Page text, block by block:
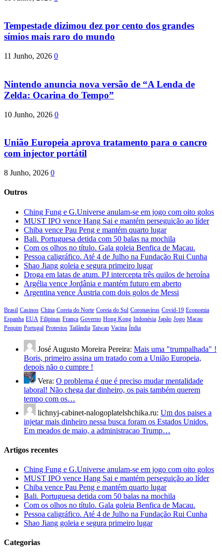
Tempestade dizimou dez por cento dos grandes
símios mais raro do mundo
11 Junho, 2026 0
Nintendo anuncia nova versão de “A Lenda de
Zelda: Ocarina do Tempo”
10 Junho, 2026 0
União Europeia aprova tratamento para o cancro
com injector portátil
8 Junho, 2026 0
Outros
Ching Fung e G.Universe anulam-se em jogo com oito golos
MUST IPO vence Hang Sai e mantém perseguição ao líder
Chiba vence Pau Peng e mantém quarto lugar
Bali. Portuguesa detida com 50 balas na mochila
Com os olhos no título. Gala goleia Benfica de Macau.
Pessoa caligráfico. Até 4 de Julho na Fundação Rui Cunha
Shao Jiang goleia e segura primeiro lugar
Droga em latas de atum. PJ intercepta três quilos de heroína
Argélia vence Jordânia e mantém futuro em aberto
Argentina vence Áustria com dois golos de Messi
Brasil Casinos China Coreia do Norte Coreia do Sul Coronavírus Covid-19 Economia
Espanha EUA Filipinas França Governo Hong Kong Indonésia Japão Jogo Macau
Pequim Portugal Protestos Tailândia Taiwan Vacina Índia
José Augusto Moreira Pereira: Mais uma "trumpalhada" !
Boris, primeiro assina um tratado com a União Europeia,
depois não o cumpre !
Vera: O problema é que é preciso mudar mentalidade
laboral! Não chega dar dinheiro, os pais também querem
tempo com os…
lichnyj-cabinet-nalogoplatelshchika.ru: Um dos paises a
injetar mais dinheiro nessa busca foram os Estados Unidos.
Em meados de maio, a administracao Trump…
Artigos recentes
Ching Fung e G.Universe anulam-se em jogo com oito golos
MUST IPO vence Hang Sai e mantém perseguição ao líder
Chiba vence Pau Peng e mantém quarto lugar
Bali. Portuguesa detida com 50 balas na mochila
Com os olhos no título. Gala goleia Benfica de Macau.
Pessoa caligráfico. Até 4 de Julho na Fundação Rui Cunha
Shao Jiang goleia e segura primeiro lugar
Categorias